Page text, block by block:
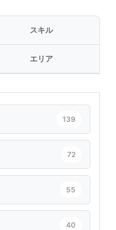
スキル
エリア
139
72
55
40